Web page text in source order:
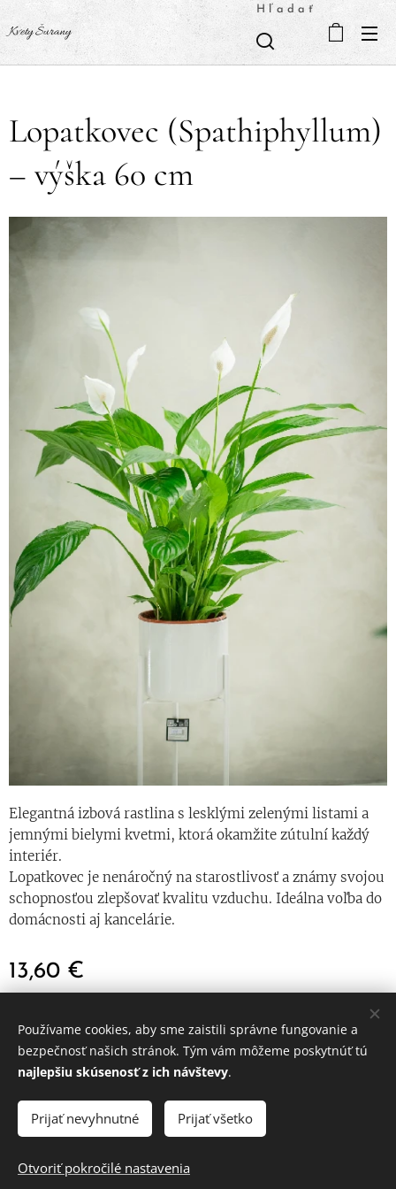
Kvety Šurany
Hľadať
Lopatkovec (Spathiphyllum)
– výška 60 cm
Elegantná izbová rastlina s lesklými zelenými listami a
jemnými bielymi kvetmi, ktorá okamžite zútulní každý
interiér.
Lopatkovec je nenáročný na starostlivosť a známy svojou
schopnosťou zlepšovať kvalitu vzduchu. Ideálna voľba do
domácnosti aj kancelárie.
13,60 €
DO KOŠÍKA
© 2024 Všetky práva vyhradené
Obchodné podmienky|Ochrana osobných údajov
Cookies
Používame cookies, aby sme zaistili správne fungovanie a
bezpečnosť našich stránok. Tým vám môžeme poskytnúť tú
najlepšiu skúsenosť z ich návštevy.
Prijať nevyhnutné Prijať všetko
Otvoriť pokročilé nastavenia